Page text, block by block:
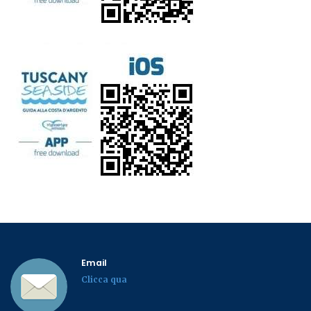
Email
Clicca qua